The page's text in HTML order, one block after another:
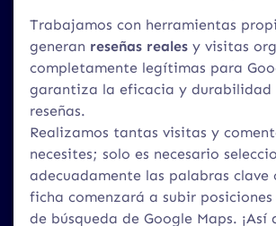
Trabajamos con herramientas
generan reseñas reales y visitas
completamente legítimas para
garantiza la eficacia y durabilidad
reseñas.
Realizamos tantas visitas y
necesites; solo es necesario
adecuadamente las palabras
ficha comenzará a subir
de búsqueda de Google Maps. ¡Así